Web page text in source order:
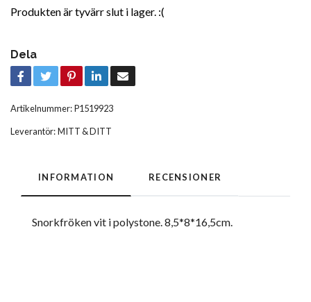
Produkten är tyvärr slut i lager. :(
Dela
Artikelnummer:P1519923
Leverantör:MITT & DITT
INFORMATION RECENSIONER
Snorkfröken vit i polystone. 8,5*8*16,5cm.